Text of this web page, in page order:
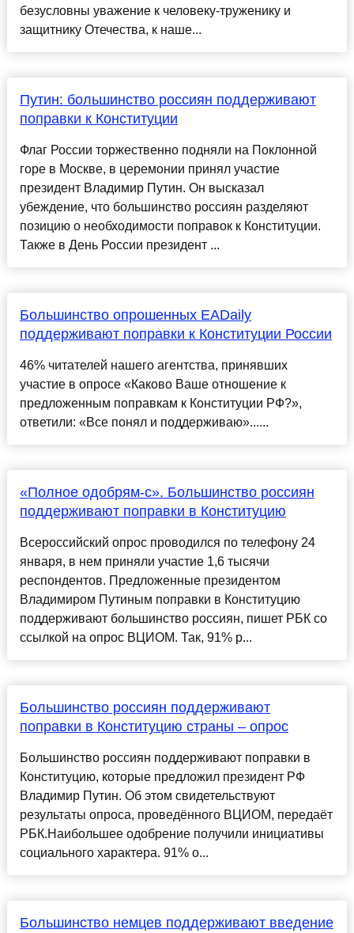
безусловны уважение к человеку-труженику и
защитнику Отечества, к наше...
Путин: большинство россиян поддерживают
поправки к Конституции
Флаг России торжественно подняли на Поклонной
горе в Москве, в церемонии принял участие
президент Владимир Путин. Он высказал
убеждение, что большинство россиян разделяют
позицию о необходимости поправок к Конституции.
Также в День России президент ...
Большинство опрошенных EADaily
поддерживают поправки к Конституции России
46% читателей нашего агентства, принявших
участие в опросе «Каково Ваше отношение к
предложенным поправкам к Конституции РФ?»,
ответили: «Все понял и поддерживаю»......
«Полное одобрям-с». Большинство россиян
поддерживают поправки в Конституцию
Всероссийский опрос проводился по телефону 24
января, в нем приняли участие 1,6 тысячи
респондентов. Предложенные президентом
Владимиром Путиным поправки в Конституцию
поддерживают большинство россиян, пишет РБК со
ссылкой на опрос ВЦИОМ. Так, 91% р...
Большинство россиян поддерживают
поправки в Конституцию страны – опрос
Большинство россиян поддерживают поправки в
Конституцию, которые предложил президент РФ
Владимир Путин. Об этом свидетельствуют
результаты опроса, проведённого ВЦИОМ, передаёт
РБК.Наибольшее одобрение получили инициативы
социального характера. 91% о...
Большинство немцев поддерживают введение